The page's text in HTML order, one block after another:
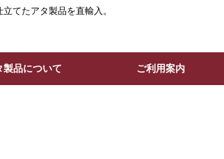
てたアタ製品を直輸入。
製品について ご利用案内